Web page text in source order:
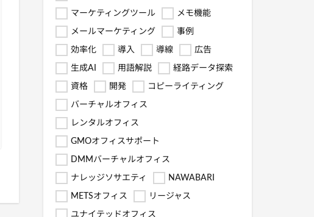
マーケティングツール メモ機能
メールマーケティング 事例
効率化 導入 導線 広告
生成AI 用語解説 経路データ探索
資格 開発 コピーライティング
バーチャルオフィス
レンタルオフィス
GMOオフィスサポート
DMMバーチャルオフィス
ナレッジソサエティ NAWABARI
METSオフィス リージャス
ユナイテッドオフィス